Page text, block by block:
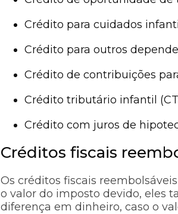
Crédito para cuidados
Crédito para outros
Crédito de contribuições
Crédito tributário infantil
Crédito com juros de
Créditos fiscais
Os créditos fiscais
o valor do imposto devido, eles
diferença em dinheiro, caso o